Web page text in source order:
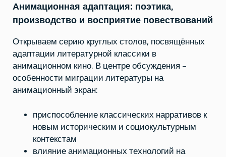
Анимационная адаптация: поэтика,
производство и восприятие повествований
Открываем серию круглых столов, посвящённых
адаптации литературной классики в
анимационном кино. В центре обсуждения –
особенности миграции литературы на
анимационный экран:
приспособление классических нарративов к
новым историческим и социокультурным
контекстам
влияние анимационных технологий на